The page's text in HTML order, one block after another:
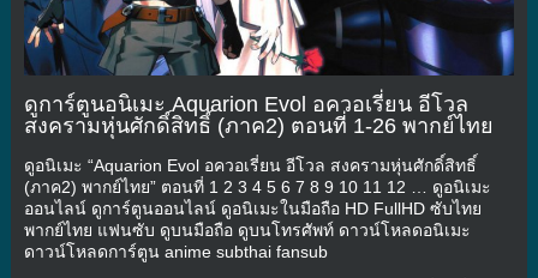
ดูการ์ตูนอนิเมะ Aquarion Evol อควอเรี่ยน อีโวล
สงครามหุ่นศักดิ์สิทธิ์ (ภาค2) ตอนที่ 1-26 พากย์ไทย
ดูอนิเมะ “Aquarion Evol อควอเรี่ยน อีโวล สงครามหุ่นศักดิ์สิทธิ์
(ภาค2) พากย์ไทย” ตอนที่ 1 2 3 4 5 6 7 8 9 10 11 12 … ดูอนิเมะ
ออนไลน์ ดูการ์ตูนออนไลน์ ดูอนิเมะในมือถือ HD FullHD ซับไทย
พากย์ไทย แฟนซับ ดูบนมือถือ ดูบนโทรศัพท์ ดาวน์โหลดอนิเมะ
ดาวน์โหลดการ์ตูน anime subthai fansub